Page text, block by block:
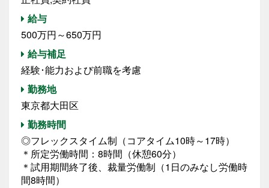
給与
500万円～650万円
給与補足
経験･能力および前職を考慮
勤務地
東京都大田区
勤務時間
◎フレックスタイム制（コアタイム10時～17時）
＊所定労働時間：8時間（休憩60分）
＊試用期間終了後、裁量労働制（1日のみなし労働時
間8時間）